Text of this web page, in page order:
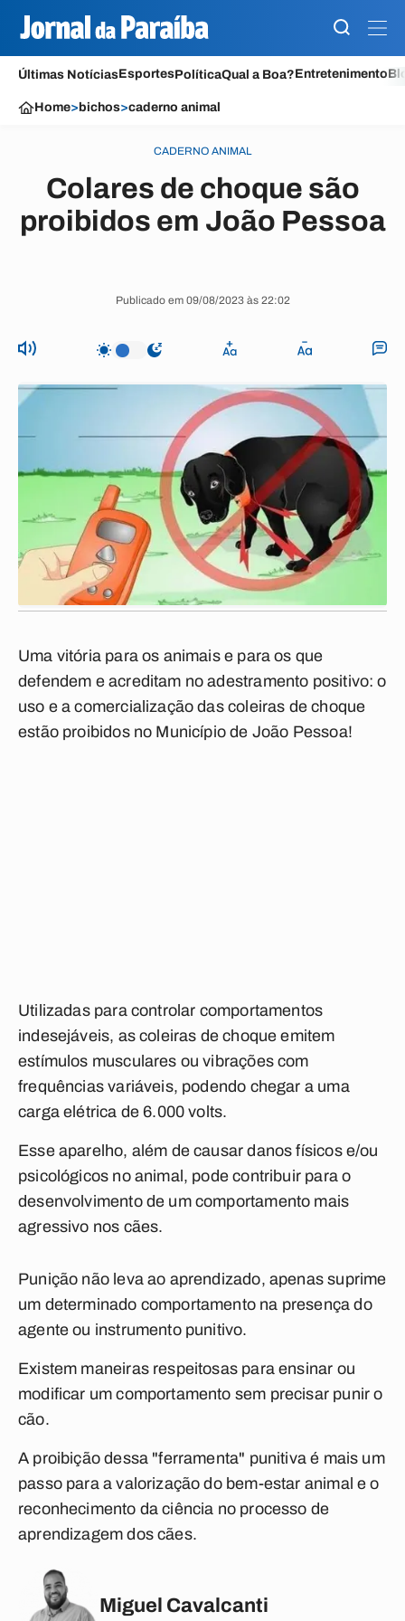
Últimas NotíciasEsportesPolíticaQual a Boa?Entretenimento
Home> bichos>caderno animal
CADERNO ANIMAL
Colares de choque são
proibidos em João Pessoa
Publicado em 09/08/2023 às 22:02
Uma vitória para os animais e para os que
defendem e acreditam no adestramento positivo: o
uso e a comercialização das coleiras de choque
estão proibidos no Município de João Pessoa!
Utilizadas para controlar comportamentos
indesejáveis, as coleiras de choque emitem
estímulos musculares ou vibrações com
frequências variáveis, podendo chegar a uma
carga elétrica de 6.000 volts.
Esse aparelho, além de causar danos físicos e/ou
psicológicos no animal, pode contribuir para o
desenvolvimento de um comportamento mais
agressivo nos cães.
Punição não leva ao aprendizado, apenas suprime
um determinado comportamento na presença do
agente ou instrumento punitivo.
Existem maneiras respeitosas para ensinar ou
modificar um comportamento sem precisar punir o
cão.
A proibição dessa "ferramenta" punitiva é mais um
passo para a valorização do bem-estar animal e o
reconhecimento da ciência no processo de
aprendizagem dos cães.
Miguel Cavalcanti